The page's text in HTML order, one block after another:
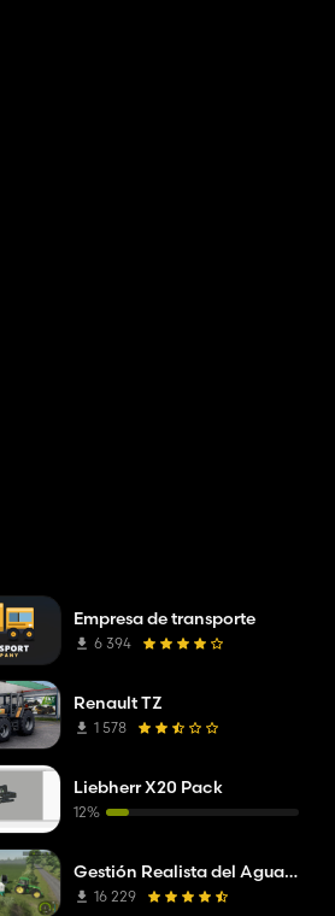
Empresa de transporte
6 394
Renault TZ
1 578
Liebherr X20 Pack
12%
Gestión Realista del Agua y el Suelo (RWSM)
16 229